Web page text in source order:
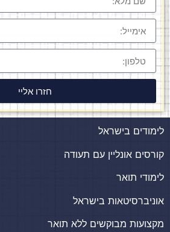
חזרו אליי
לימודים בישראל
קורסים אונליין עם תעודה
לימודי תואר
אוניברסיטאות בישראל
מקצועות מבוקשים ללא תואר